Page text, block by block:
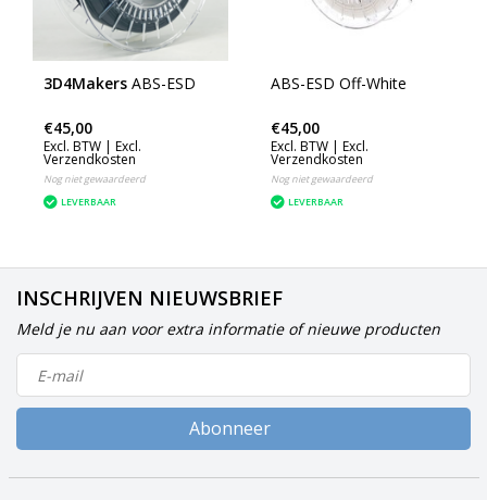
3D4Makers ABS-ESD
€45,00
Excl. BTW | Excl.
Verzendkosten
Nog niet gewaardeerd
LEVERBAAR
ABS-ESD Off-White
€45,00
Excl. BTW | Excl.
Verzendkosten
Nog niet gewaardeerd
LEVERBAAR
INSCHRIJVEN NIEUWSBRIEF
Meld je nu aan voor extra informatie of nieuwe producten
Abonneer